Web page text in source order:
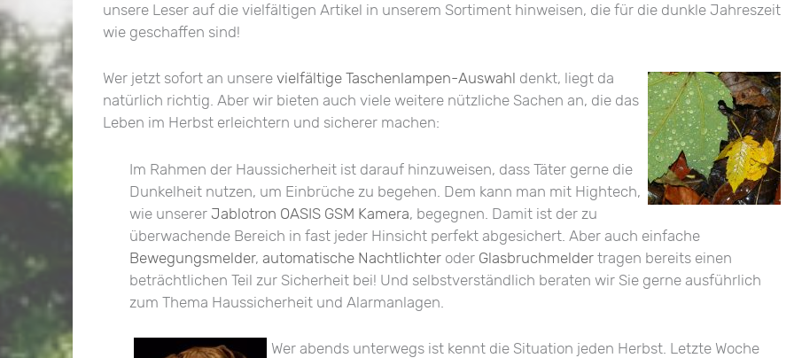
unsere Leser auf die vielfältigen Artikel in unserem Sortiment hinweisen, die für die dunkle Jahreszeit
wie geschaffen sind!
Wer jetzt sofort an unsere vielfältige Taschenlampen-Auswahl denkt, liegt da
natürlich richtig. Aber wir bieten auch viele weitere nützliche Sachen an, die das
Leben im Herbst erleichtern und sicherer machen:
Im Rahmen der Haussicherheit ist darauf hinzuweisen, dass Täter gerne die
Dunkelheit nutzen, um Einbrüche zu begehen. Dem kann man mit Hightech,
wie unserer Jablotron OASIS GSM Kamera, begegnen. Damit ist der zu
überwachende Bereich in fast jeder Hinsicht perfekt abgesichert. Aber auch einfache
Bewegungsmelder, automatische Nachtlichter oder Glasbruchmelder tragen bereits einen
beträchtlichen Teil zur Sicherheit bei! Und selbstverständlich beraten wir Sie gerne ausführlich
zum Thema Haussicherheit und Alarmanlagen.
Wer abends unterwegs ist kennt die Situation jeden Herbst. Letzte Woche